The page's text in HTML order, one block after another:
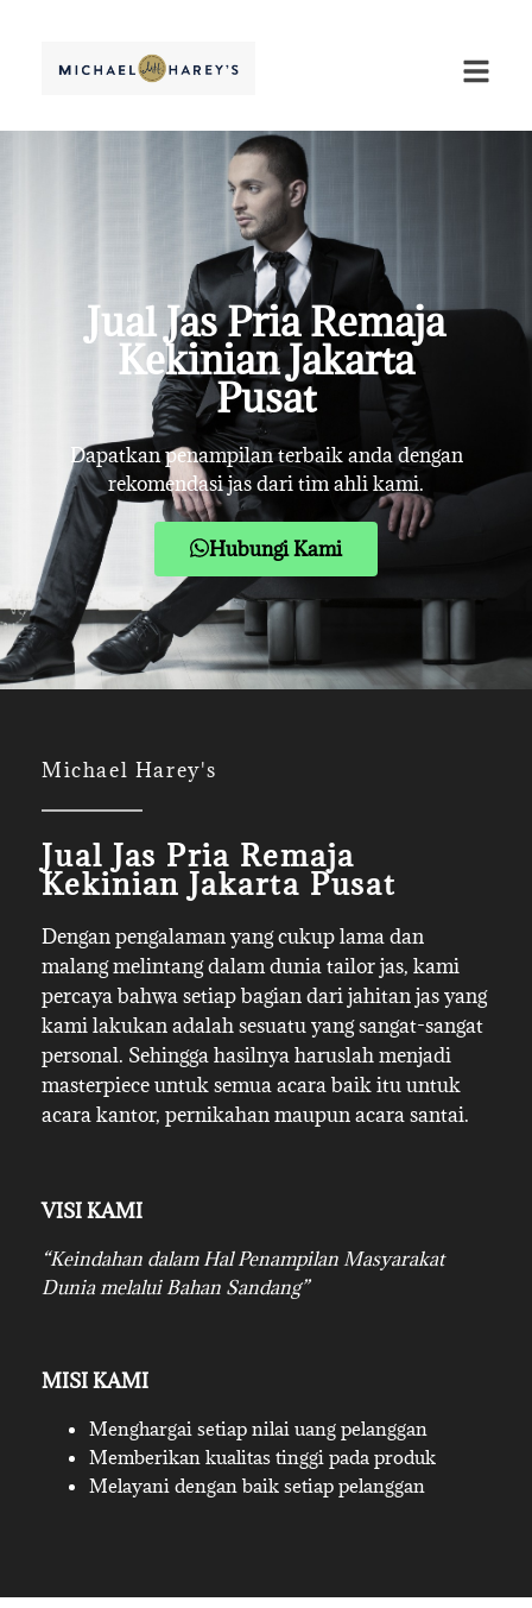
Jual Jas Pria Remaja
Kekinian Jakarta
Pusat
Dapatkan penampilan terbaik anda dengan
rekomendasi jas dari tim ahli kami.
Hubungi Kami
Michael Harey's
Jual Jas Pria Remaja
Kekinian Jakarta Pusat
Dengan pengalaman yang cukup lama dan
malang melintang dalam dunia tailor jas, kami
percaya bahwa setiap bagian dari jahitan jas yang
kami lakukan adalah sesuatu yang sangat-sangat
personal. Sehingga hasilnya haruslah menjadi
masterpiece untuk semua acara baik itu untuk
acara kantor, pernikahan maupun acara santai.
VISI KAMI
“Keindahan dalam Hal Penampilan Masyarakat
Dunia melalui Bahan Sandang”
MISI KAMI
Menghargai setiap nilai uang pelanggan
Memberikan kualitas tinggi pada produk
Melayani dengan baik setiap pelanggan